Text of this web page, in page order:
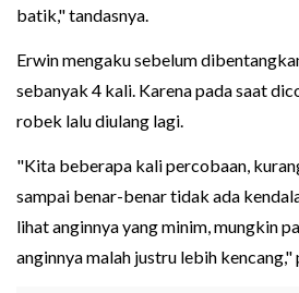
batik," tandasnya.
Erwin mengaku sebelum
sebanyak 4 kali. Karena pada saat
robek lalu diulang lagi.
"Kita beberapa kali percobaan,
sampai benar-benar tidak ada
lihat anginnya yang minim, mungkin
anginnya malah justru lebih kencang,"